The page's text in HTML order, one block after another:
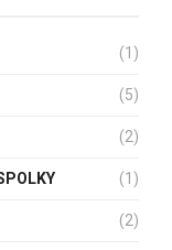
(1)
(5)
(2)
(1)
(2)